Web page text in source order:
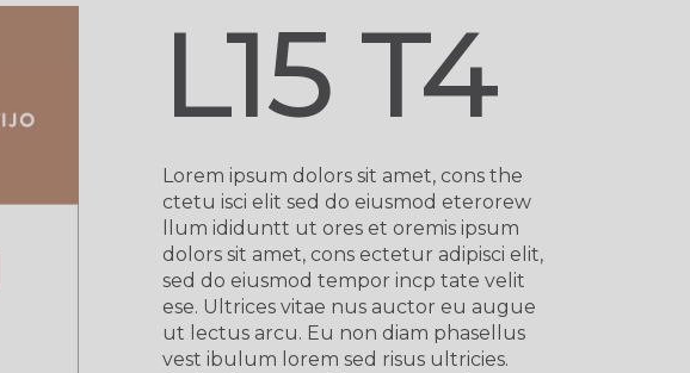
L15 T4
Lorem ipsum dolors sit amet, cons the
ctetu isci elit sed do eiusmod eterorew
llum ididuntt ut ores et oremis ipsum
dolors sit amet, cons ectetur adipisci elit,
sed do eiusmod tempor incp tate velit
ese. Ultrices vitae nus auctor eu augue
ut lectus arcu. Eu non diam phasellus
vest ibulum lorem sed risus ultricies.